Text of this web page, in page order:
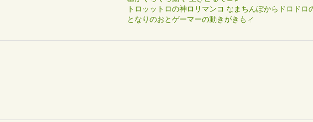
トロッットロの神ロリマンコ なまちんぽからドロドロ
となりのおとゲーマーの動きがきもィ